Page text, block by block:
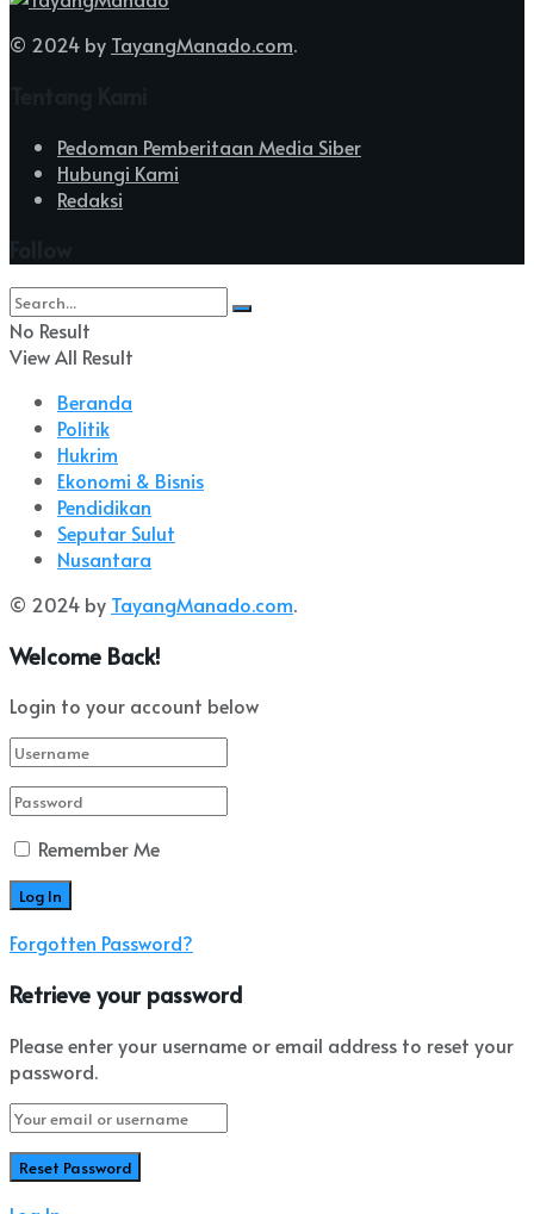
© 2024 by TayangManado.com.
Pedoman Pemberitaan Media Siber
Hubungi Kami
Redaksi
No Result
View All Result
Beranda
Politik
Hukrim
Ekonomi & Bisnis
Pendidikan
Seputar Sulut
Nusantara
© 2024 by TayangManado.com.
Welcome Back!
Login to your account below
Remember Me
Forgotten Password?
Retrieve your password
Please enter your username or email address to reset your
password.